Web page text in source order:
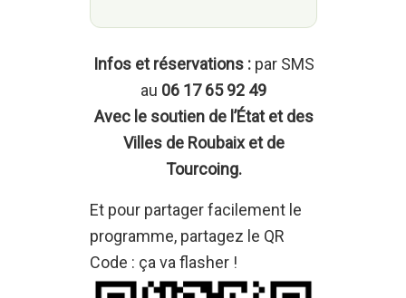
Infos et réservations :par SMS
au 06 17 65 92 49
Avec le soutien de l’État et des
Villes de Roubaix et de
Tourcoing.
Et pour partager facilement le
programme, partagez le QR
Code : ça va flasher !